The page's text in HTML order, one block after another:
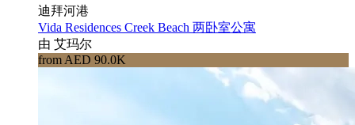
迪拜河港
Vida Residences Creek Beach 两卧室公寓
由 艾玛尔
from AED 90.0K